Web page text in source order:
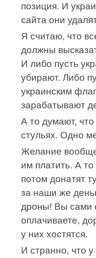
позиция. И
сайта они
Я считаю, что
должны
И либо пусть
убирают. Либо
украинским
зарабатывают
А то думают,
стульях. Одно
Желание
им платить. А
потом донатят
за наши же
дроны! Вы сами
оплачиваете,
у них хостятся.
И странно, что